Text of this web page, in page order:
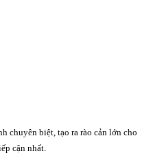
chuyên biệt, tạo ra rào cản lớn cho
cận nhất.